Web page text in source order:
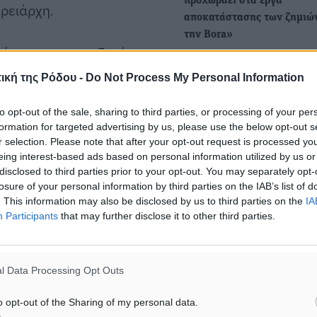
της Ρόδου - Do Not Process My Personal Information
opt-out of the sale, sharing to third parties, or processing of your
for targeted advertising by us, please use the below opt-out
selection. Please note that after your opt-out request is processed
interest-based ads based on personal information utilized by us
to third parties prior to your opt-out. You may separately
of your personal information by third parties on the IAB’s list of
This information may also be disclosed by us to third parties on the
Participants that may further disclose it to other third parties.
Data Processing Opt Outs
opt-out of the Sharing of my personal data.
των συζητήσεων
και καιρό την τοπική
με την
χώρους.
ο κ. Ασπράκης,
καθώς δεν έχει
γεγονός που δεν
να προχωρήσει στις
επαγγελματίες
σημείωσε,
αποκατάστασης των
την Bora»
ποια βρίσκονται σε εξέλιξη
Αποστόλης Ασπράκης:
«Σταμάτησαν τα έργα στην
και στην Κάλαθο για λίγες
λόγω του κυκλοφοριακού
φόρτου»
Σταμάτησαν τα έργα που